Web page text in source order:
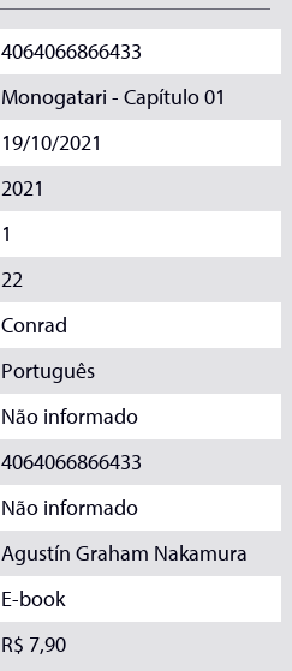
4064066866433
Monogatari - Capítulo 01
19/10/2021
2021
1
22
Conrad
Português
Não informado
4064066866433
Não informado
Agustín Graham Nakamura
E-book
R$ 7,90